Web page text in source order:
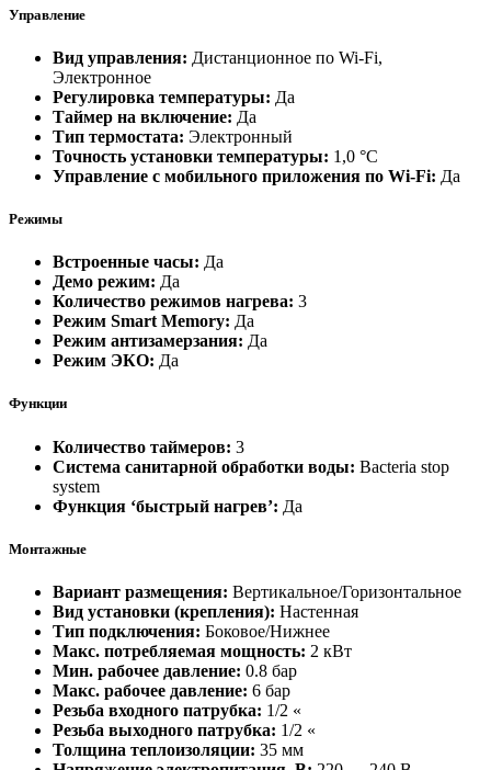
Управление
Вид управления: Дистанционное по Wi-Fi,
Электронное
Регулировка температуры: Да
Таймер на включение: Да
Тип термостата: Электронный
Точность установки температуры: 1,0 °С
Управление c мобильного приложения по Wi-Fi: Да
Режимы
Встроенные часы: Да
Демо режим: Да
Количество режимов нагрева: 3
Режим Smart Memory: Да
Режим антизамерзания: Да
Режим ЭКО: Да
Функции
Количество таймеров: 3
Система санитарной обработки воды: Bacteria stop
system
Функция ‘быстрый нагрев’: Да
Монтажные
Вариант размещения: Вертикальное/Горизонтальное
Вид установки (крепления): Настенная
Тип подключения: Боковое/Нижнее
Макс. потребляемая мощность: 2 кВт
Мин. рабочее давление: 0.8 бар
Макс. рабочее давление: 6 бар
Резьба входного патрубка: 1/2 «
Резьба выходного патрубка: 1/2 «
Толщина теплоизоляции: 35 мм